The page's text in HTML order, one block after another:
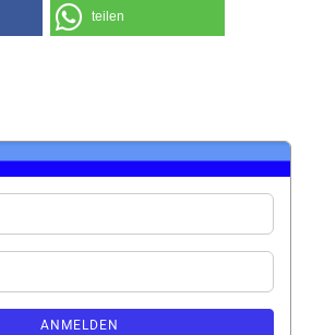
teilen
ANMELDEN